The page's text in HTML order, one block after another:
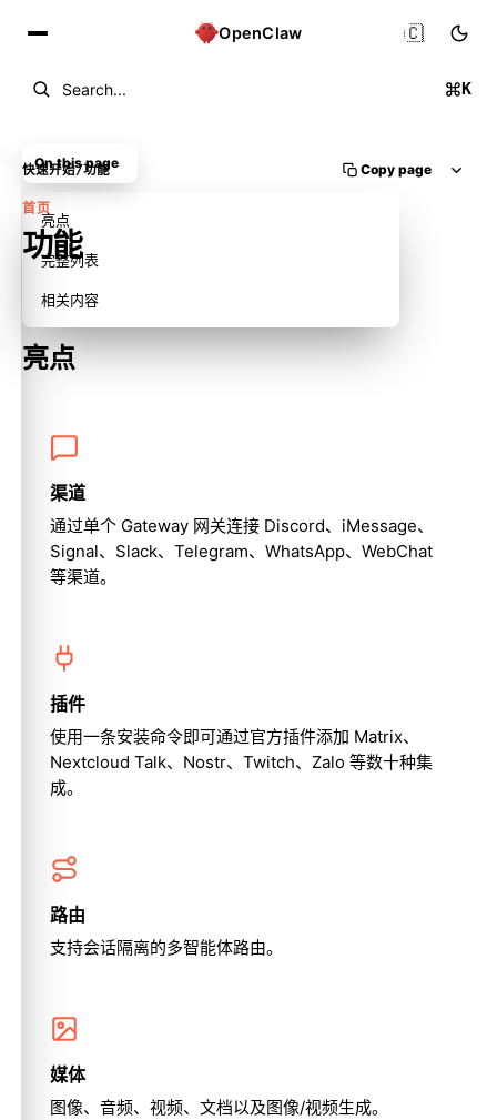
OpenClaw
Search... K
🇨🇳
快速开始/功能 Copy page
首页
功能
亮点
渠道
通过单个 Gateway 网关连接 Discord、iMessage、
Signal、Slack、Telegram、WhatsApp、WebChat
等渠道。
插件
使用一条安装命令即可通过官方插件添加 Matrix、
Nextcloud Talk、Nostr、Twitch、Zalo 等数十种集
成。
路由
支持会话隔离的多智能体路由。
媒体
图像、音频、视频、文档以及图像/视频生成。
On this page
亮点
完整列表
相关内容